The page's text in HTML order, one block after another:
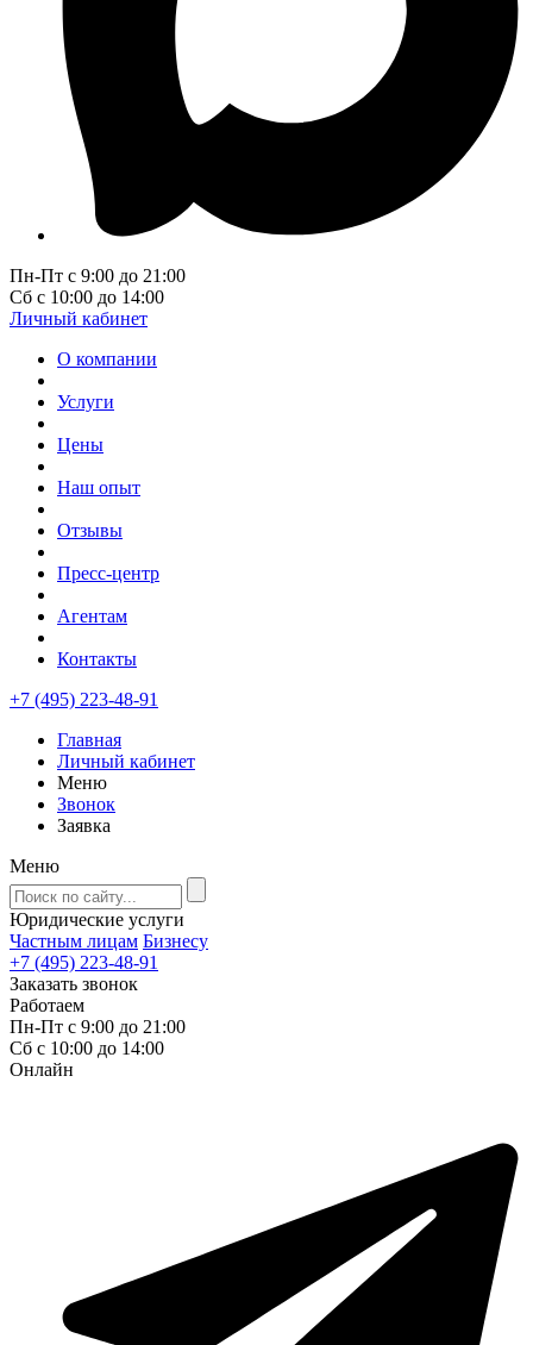
Пн-Пт с 9:00 до 21:00
Сб с 10:00 до 14:00
Личный кабинет
О компании
Услуги
Цены
Наш опыт
Отзывы
Пресс-центр
Агентам
Контакты
+7 (495) 223-48-91
Главная
Личный кабинет
Меню
Звонок
Заявка
Меню
Юридические услуги
Частным лицам Бизнесу
+7 (495) 223-48-91
Заказать звонок
Работаем
Пн-Пт с 9:00 до 21:00
Сб с 10:00 до 14:00
Онлайн